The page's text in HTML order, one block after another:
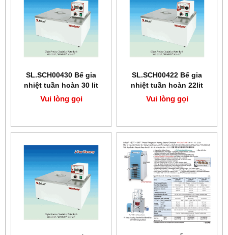
SL.SCH00430 Bể gia
nhiệt tuần hoàn 30 lit
Scilab
Vui lòng gọi
SL.SCH00422 Bể gia
nhiệt tuần hoàn 22lit
Scilab
Vui lòng gọi